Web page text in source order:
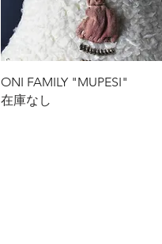
クイックビュー
ONI FAMILY "MUPESI"
在庫なし